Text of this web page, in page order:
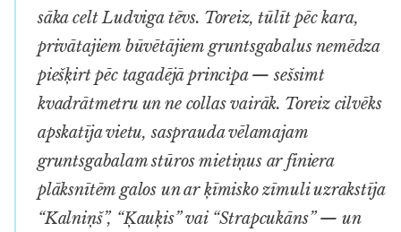
sāka celt Ludviga tēvs. Toreiz, tūlīt pēc kara,
privātajiem būvētājiem gruntsgabalus nemēdza
piešķirt pēc tagadējā principa — sešsimt
kvadrātmetru un ne collas vairāk. Toreiz cilvēks
apskatīja vietu, sasprauda vēlamajam
gruntsgabalam stūros mietiņus ar finiera
plāksnītēm galos un ar ķīmisko zīmuli uzrakstīja
“Kalniņš”, “Ķauķis” vai “Strapcukāns” — un